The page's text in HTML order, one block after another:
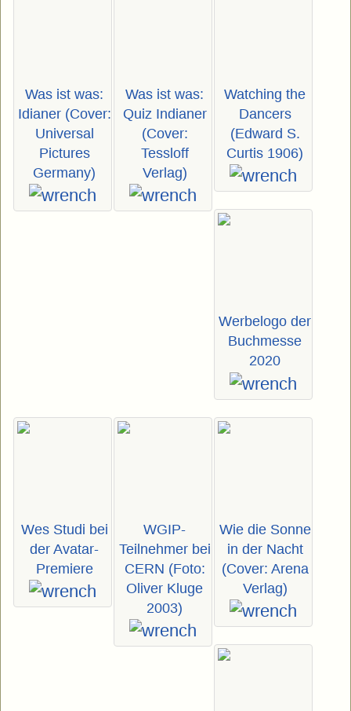
Was ist was:
Idianer (Cover:
Universal
Pictures
Germany)
Was ist was:
Quiz Indianer
(Cover:
Tessloff
Verlag)
Watching the
Dancers
(Edward S.
Curtis 1906)
Werbelogo der
Buchmesse
2020
Wes Studi bei
der Avatar-
Premiere
WGIP-
Teilnehmer bei
CERN (Foto:
Oliver Kluge
2003)
Wie die Sonne
in der Nacht
(Cover: Arena
Verlag)